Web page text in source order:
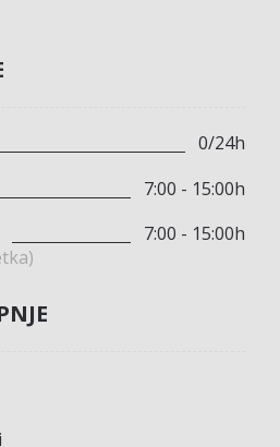
0/24h
7:00 - 15:00h
7:00 - 15:00h